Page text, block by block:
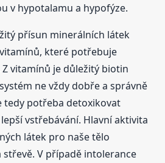
v hypotalamu a hypofýze.
přísun minerálních látek
které potřebuje
vitamínů je důležitý biotin
ne vždy dobře a správně
tedy potřeba detoxikovat
vstřebávání. Hlavní aktivita
látek pro naše tělo
V případě intolerance